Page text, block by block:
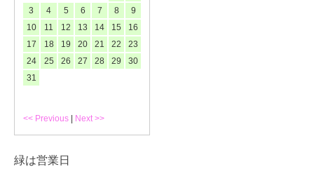
<< Previous Next >>
3
4 5 6 7 8
9
10
11 12 13 14 15
16
17
18 19 20 21 22
23
24
25 26 27 28 29
30
31
緑は営業日